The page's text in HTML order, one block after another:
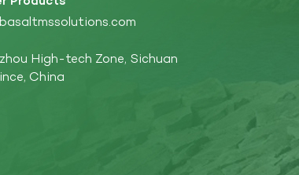
High-tech Zone, Sichuan
China